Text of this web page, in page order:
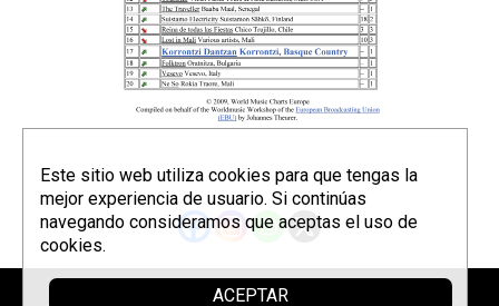
Este sitio web utiliza cookies para que tengas la
mejor experiencia de usuario. Si continúas
navegando consideramos que aceptas el uso de
cookies.
ACEPTAR